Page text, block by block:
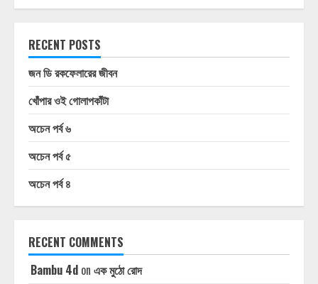
RECENT POSTS
জন ডি রকফেলারের জীবন
খোঁপার ওই গোলাপকাঁটা
অচেন পর্ব ৬
অচেন পর্ব ৫
অচেন পর্ব ৪
RECENT COMMENTS
Bambu 4d on এক মুঠো রোদ